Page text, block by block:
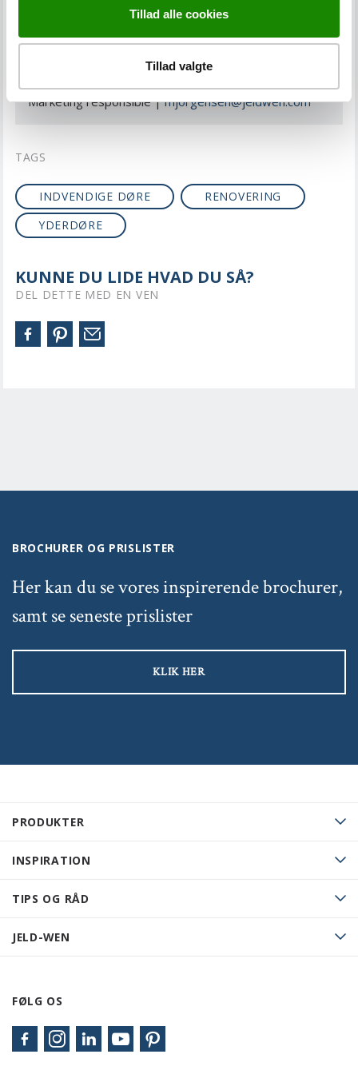
Tillad alle cookies
Tillad valgte
PRESSEKONTAKT
Marketing responsible |mjorgensen@jeldwen.com
TAGS
INDVENDIGE DØRE
RENOVERING
YDERDØRE
KUNNE DU LIDE HVAD DU SÅ?
DEL DETTE MED EN VEN
PRODUKTER
INSPIRATION
TIPS OG RÅD
JELD-WEN
FØLG OS
BROCHURER OG PRISLISTER
Her kan du se vores inspirerende brochurer,
samt se seneste prislister
KLIK HER